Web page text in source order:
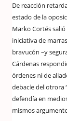
De reacción
estado de la
Marko Cortés
iniciativa de
bravucón –y
Cárdenas
órdenes ni de
debacle del otrora
defendía en
mismos